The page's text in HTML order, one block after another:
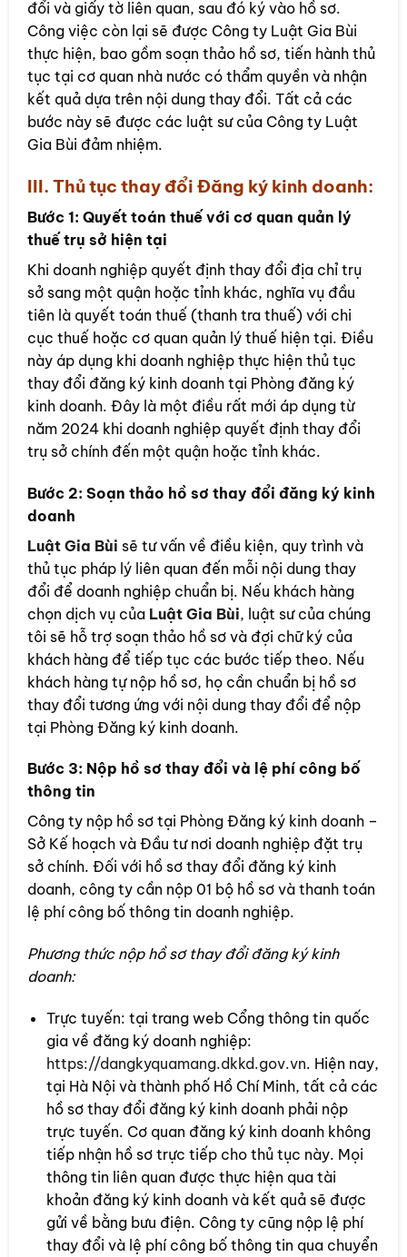
đổi và giấy tờ liên quan, sau đó ký vào hồ sơ.
Công việc còn lại sẽ được Công ty Luật Gia Bùi
thực hiện, bao gồm soạn thảo hồ sơ, tiến hành thủ
tục tại cơ quan nhà nước có thẩm quyền và nhận
kết quả dựa trên nội dung thay đổi. Tất cả các
bước này sẽ được các luật sư của Công ty Luật
Gia Bùi đảm nhiệm.
III. Thủ tục thay đổi Đăng ký kinh doanh:
Bước 1: Quyết toán thuế với cơ quan quản lý
thuế trụ sở hiện tại
Khi doanh nghiệp quyết định thay đổi địa chỉ trụ
sở sang một quận hoặc tỉnh khác, nghĩa vụ đầu
tiên là quyết toán thuế (thanh tra thuế) với chi
cục thuế hoặc cơ quan quản lý thuế hiện tại. Điều
này áp dụng khi doanh nghiệp thực hiện thủ tục
thay đổi đăng ký kinh doanh tại Phòng đăng ký
kinh doanh. Đây là một điều rất mới áp dụng từ
năm 2024 khi doanh nghiệp quyết định thay đổi
trụ sở chính đến một quận hoặc tỉnh khác.
Bước 2: Soạn thảo hồ sơ thay đổi đăng ký kinh
doanh
Luật Gia Bùi sẽ tư vấn về điều kiện, quy trình và
thủ tục pháp lý liên quan đến mỗi nội dung thay
đổi để doanh nghiệp chuẩn bị. Nếu khách hàng
chọn dịch vụ của Luật Gia Bùi, luật sư của chúng
tôi sẽ hỗ trợ soạn thảo hồ sơ và đợi chữ ký của
khách hàng để tiếp tục các bước tiếp theo. Nếu
khách hàng tự nộp hồ sơ, họ cần chuẩn bị hồ sơ
thay đổi tương ứng với nội dung thay đổi để nộp
tại Phòng Đăng ký kinh doanh.
Bước 3: Nộp hồ sơ thay đổi và lệ phí công bố
thông tin
Công ty nộp hồ sơ tại Phòng Đăng ký kinh doanh –
Sở Kế hoạch và Đầu tư nơi doanh nghiệp đặt trụ
sở chính. Đối với hồ sơ thay đổi đăng ký kinh
doanh, công ty cần nộp 01 bộ hồ sơ và thanh toán
lệ phí công bố thông tin doanh nghiệp.
Phương thức nộp hồ sơ thay đổi đăng ký kinh
doanh:
Trực tuyến: tại trang web Cổng thông tin quốc
gia về đăng ký doanh nghiệp:
https://dangkyquamang.dkkd.gov.vn. Hiện nay,
tại Hà Nội và thành phố Hồ Chí Minh, tất cả các
hồ sơ thay đổi đăng ký kinh doanh phải nộp
trực tuyến. Cơ quan đăng ký kinh doanh không
tiếp nhận hồ sơ trực tiếp cho thủ tục này. Mọi
thông tin liên quan được thực hiện qua tài
khoản đăng ký kinh doanh và kết quả sẽ được
gửi về bằng bưu điện. Công ty cũng nộp lệ phí
thay đổi và lệ phí công bố thông tin qua chuyển